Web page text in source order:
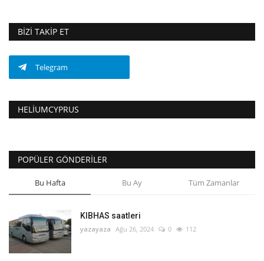
BIZI TAKIP ET
Telegram
HELIUMCYPRUS
POPÜLER GÖNDERILER
Bu Hafta Bu Ay Tüm Zamanlar
KIBHAS saatleri
yazayaza Ağu 26, 2024 0 112